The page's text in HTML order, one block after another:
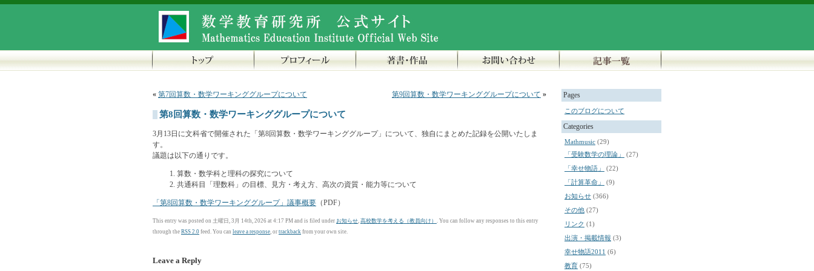
« 第7回算数・数学ワーキンググループについて 第9回算数・数学ワーキンググループについて »
第8回算数・数学ワーキンググループについて
3月13日に文科省で開催された「第8回算数・数学ワーキンググループ」について、独自にまとめた記録を公開いたしま
す。
議題は以下の通りです。
算数・数学科と理科の探究について
共通科目「理数科」の目標、見方・考え方、高次の資質・能力等について
「第8回算数・数学ワーキンググループ」議事概要 （PDF）
This entry was posted on 土曜日, 3月 14th, 2026 at 4:17 PM and is filed under お知らせ, 高校数学を考える（教員向け） . You can follow any responses to this entry
through the RSS 2.0 feed. You can leave a response, or trackback from your own site.
Leave a Reply
Pages
このブログについて
Categories
Mathmusic (29)
「受験数学の理論」
(27)
「幸せ物語」
(22)
「計算革命」
(9)
お知らせ (366)
その他 (27)
リンク (1)
出演・掲載情報 (3)
幸せ物語2011 (6)
教育 (75)